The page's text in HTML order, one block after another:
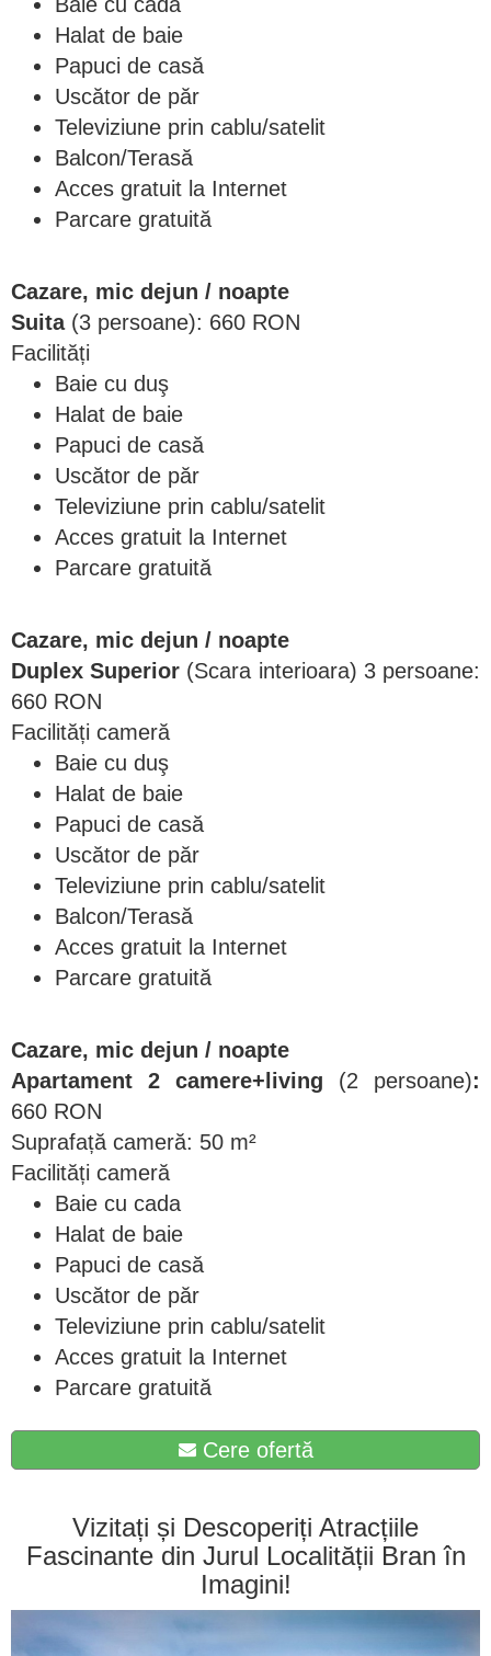
Halat de baie
Papuci de casă
Uscător de păr
Televiziune prin cablu/satelit
Balcon/Terasă
Acces gratuit la Internet
Parcare gratuită
Cazare, mic dejun / noapte
Suita (3 persoane): 660 RON
Facilități
Baie cu duş
Halat de baie
Papuci de casă
Uscător de păr
Televiziune prin cablu/satelit
Acces gratuit la Internet
Parcare gratuită
Cazare, mic dejun / noapte
Duplex Superior (Scara interioara) 3 persoane:
660 RON
Facilități cameră
Baie cu duş
Halat de baie
Papuci de casă
Uscător de păr
Televiziune prin cablu/satelit
Balcon/Terasă
Acces gratuit la Internet
Parcare gratuită
Cazare, mic dejun / noapte
Apartament 2 camere+living (2 persoane):
660 RON
Suprafață cameră: 50 m²
Facilități cameră
Baie cu cada
Halat de baie
Papuci de casă
Uscător de păr
Televiziune prin cablu/satelit
Acces gratuit la Internet
Parcare gratuită
Cere ofertă
Vizitați și Descoperiți Atracțiile
Fascinante din Jurul Localității Bran în
Imagini!